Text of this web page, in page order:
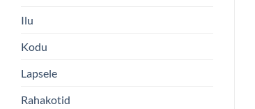
Ilu
Kodu
Lapsele
Rahakotid